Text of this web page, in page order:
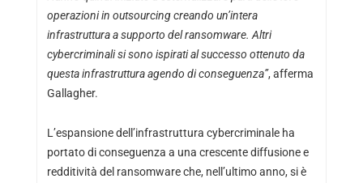
operazioni in outsourcing creando un’intera
infrastruttura a supporto del ransomware. Altri
cybercriminali si sono ispirati al successo ottenuto da
questa infrastruttura agendo di conseguenza”, afferma
Gallagher.
L’espansione dell’infrastruttura cybercriminale ha
portato di conseguenza a una crescente diffusione e
redditività del ransomware che, nell’ultimo anno, si è